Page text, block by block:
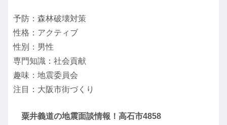
予防：森林破壊対策
性格：アクティブ
性別：男性
専門知識：社会貢献
趣味：地震委員会
注目：大阪市街づくり
粟井義道の地震面談情報！高石市4858